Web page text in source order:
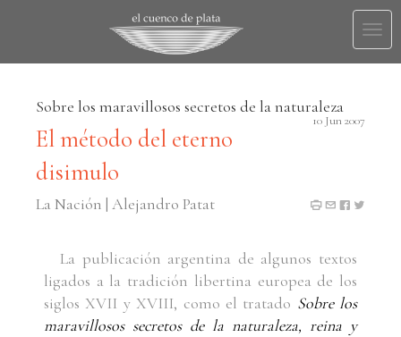
Sobre los maravillosos secretos de la naturaleza
10 Jun 2007
El método del eterno
disimulo
La Nación | Alejandro Patat
La publicación argentina de algunos textos
ligados a la tradición libertina europea de los
siglos XVII y XVIII, como el tratado Sobre los
maravillosos secretos de la naturaleza, reina y